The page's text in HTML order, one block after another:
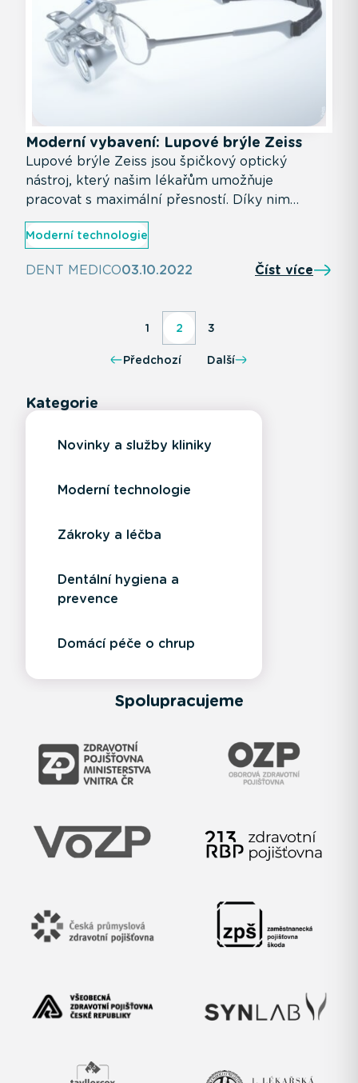
Moderní vybavení: Lupové brýle Zeiss
Lupové brýle Zeiss jsou špičkový optický
nástroj, který našim lékařům umožňuje
pracovat s maximální přesností. Díky nim
můžeme na klinice DENT MEDICO zajistit
detailní a šetrné ošetření i při těch
Moderní technologie
DENT MEDICO03.10.2022 Číst více
Předchozí
1 2 3
Další
Kategorie
Novinky a služby kliniky
Moderní technologie
Zákroky a léčba
Dentální hygiena a
prevence
Domácí péče o chrup
Spolupracujeme